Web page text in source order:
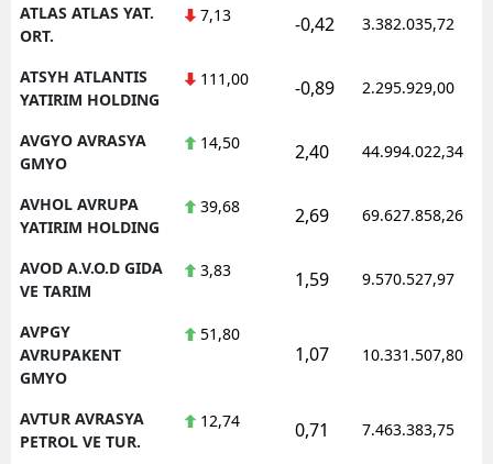
ATLAS ATLAS YAT.
ORT.
7,13 -0,42 3.382.035,72
ATSYH ATLANTIS
YATIRIM HOLDING
111,00 -0,89 2.295.929,00
AVGYO AVRASYA
GMYO
14,50 2,40 44.994.022,34
AVHOL AVRUPA
YATIRIM HOLDING
39,68 2,69 69.627.858,26
AVOD A.V.O.D GIDA
VE TARIM
3,83 1,59 9.570.527,97
AVPGY
AVRUPAKENT
GMYO
51,80
1,07 10.331.507,80
AVTUR AVRASYA
PETROL VE TUR.
12,74 0,71 7.463.383,75